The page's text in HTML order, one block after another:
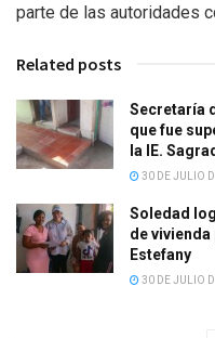
parte de las autoridades
Related posts
Secretaría
que fue
la IE.
30 DE JULIO
Soledad
de vivienda
Estefany
30 DE JULIO